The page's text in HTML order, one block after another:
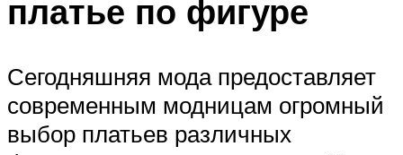
платье по фигуре
Сегодняшняя мода предоставляет
современным модницам огромный
выбор платьев различных